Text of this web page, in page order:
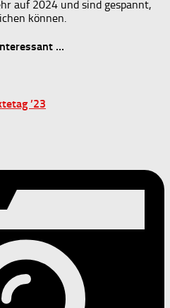
auf 2024 und sind gespannt,
können.
…
’23